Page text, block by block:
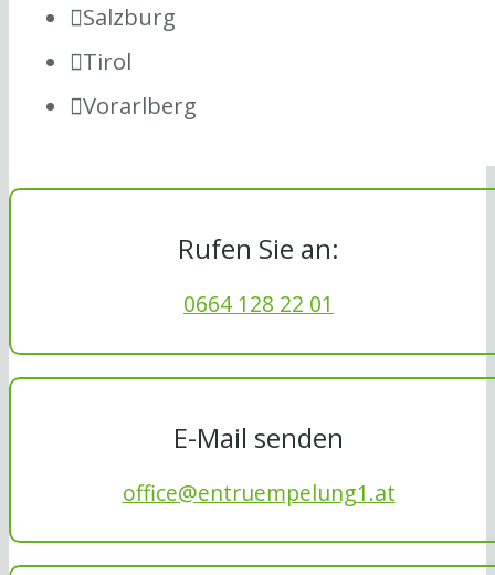
Salzburg
Tirol
Vorarlberg
Rufen Sie an:
0664 128 22 01
E-Mail senden
office@entruempelung1.at